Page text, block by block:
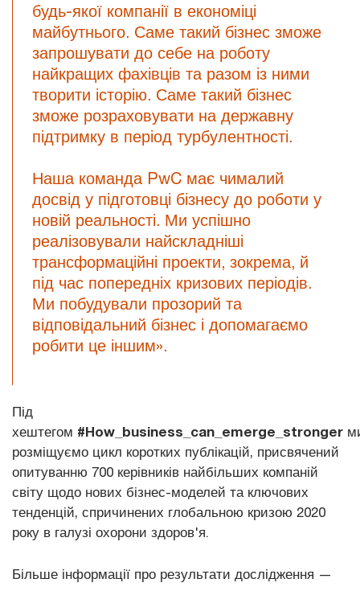
будь-якої компанії в економіці
майбутнього. Саме такий бізнес зможе
запрошувати до себе на роботу
найкращих фахівців та разом із ними
творити історію. Саме такий бізнес
зможе розраховувати на державну
підтримку в період турбулентності.
Наша команда PwC має чималий
досвід у підготовці бізнесу до роботи у
новій реальності. Ми успішно
реалізовували найскладніші
трансформаційні проекти, зокрема, й
під час попередніх кризових періодів.
Ми побудували прозорий та
відповідальний бізнес і допомагаємо
робити це іншим».
Під
хештегом #How_business_can_emerge_stronger
розміщуємо цикл коротких публікацій, присвячений
опитуванню 700 керівників найбільших компаній
світу щодо нових бізнес-моделей та ключових
тенденцій, спричинених глобальною кризою 2020
року в галузі охорони здоров'я.
Більше інформації про результати дослідження —